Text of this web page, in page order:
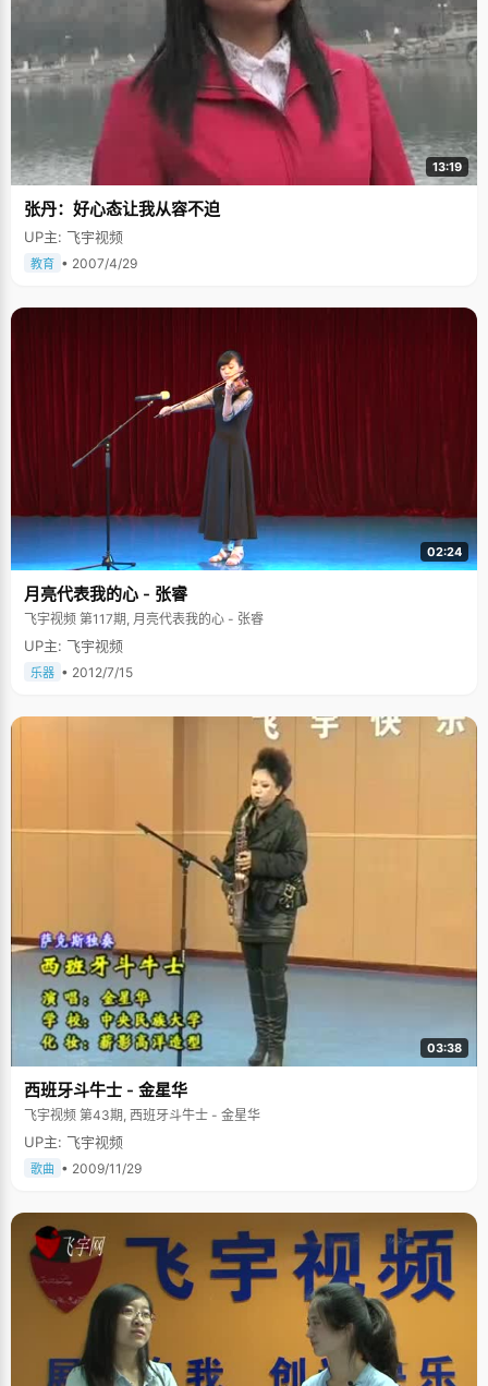
13:19
张丹：好心态让我从容不迫
UP主: 飞宇视频
教育 • 2007/4/29
02:24
月亮代表我的心 - 张睿
飞宇视频 第117期, 月亮代表我的心 - 张睿
UP主: 飞宇视频
乐器 • 2012/7/15
03:38
西班牙斗牛士 - 金星华
飞宇视频 第43期, 西班牙斗牛士 - 金星华
UP主: 飞宇视频
歌曲 • 2009/11/29